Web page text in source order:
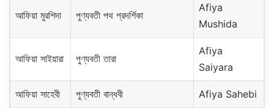
আফিয়া মুরশিদা পুণ্যবতী পথ প্রদর্শিকা
Afiya
Mushida
আফিয়া সাইয়ারা পুণ্যবতী তারা
Afiya
Saiyara
আফিয়া সাহেবী পুণ্যবতী বান্ধবী Afiya Sahebi